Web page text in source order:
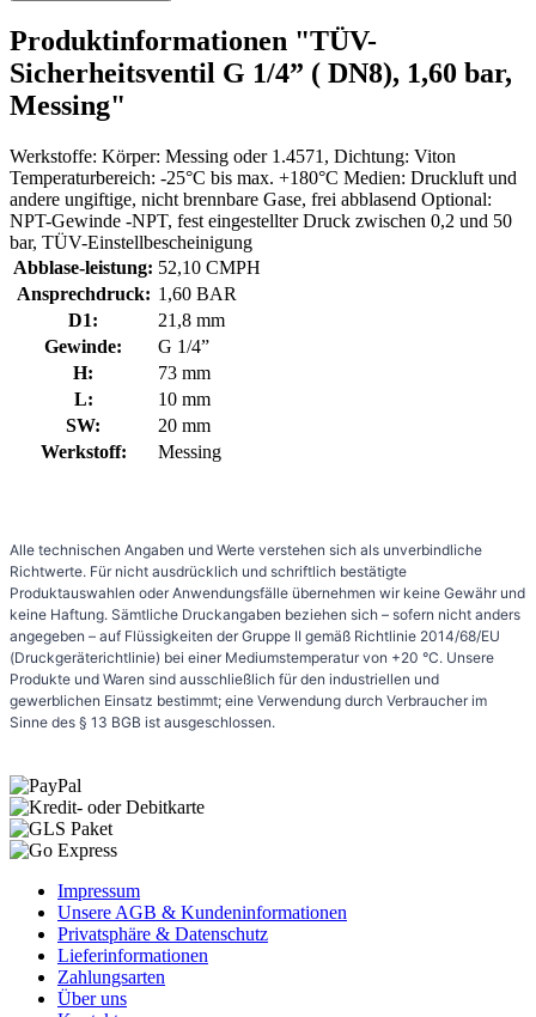
Produktinformationen "TÜV-
Sicherheitsventil G 1/4” ( DN8), 1,60 bar,
Messing"
Werkstoffe: Körper: Messing oder 1.4571, Dichtung: Viton
Temperaturbereich: -25°C bis max. +180°C Medien: Druckluft und
andere ungiftige, nicht brennbare Gase, frei abblasend Optional:
NPT-Gewinde -NPT, fest eingestellter Druck zwischen 0,2 und 50
bar, TÜV-Einstellbescheinigung
Abblase-leistung: 52,10 CMPH
Ansprechdruck: 1,60 BAR
D1:
21,8 mm
Gewinde:
G 1/4”
H:
73 mm
L:
10 mm
SW:
20 mm
Werkstoff:
Messing
Alle technischen Angaben und Werte verstehen sich als unverbindliche
Richtwerte. Für nicht ausdrücklich und schriftlich bestätigte
Produktauswahlen oder Anwendungsfälle übernehmen wir keine Gewähr und
keine Haftung. Sämtliche Druckangaben beziehen sich – sofern nicht anders
angegeben – auf Flüssigkeiten der Gruppe II gemäß Richtlinie 2014/68/EU
(Druckgeräterichtlinie) bei einer Mediumstemperatur von +20 °C. Unsere
Produkte und Waren sind ausschließlich für den industriellen und
gewerblichen Einsatz bestimmt; eine Verwendung durch Verbraucher im
Sinne des § 13 BGB ist ausgeschlossen.
Impressum
Unsere AGB & Kundeninformationen
Privatsphäre & Datenschutz
Lieferinformationen
Zahlungsarten
Über uns